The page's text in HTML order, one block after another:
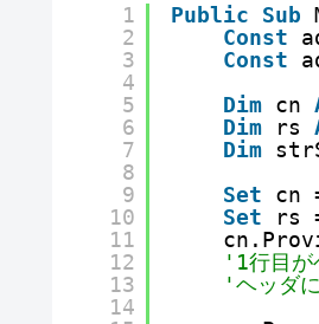
1
2
3
4
5
6
7
8
9
10
11
12
13
14
Public Sub
Const
Const
Dim cn
Dim
rs
Dim
Set
cn
Set
rs
'1行目が
'ヘッダ